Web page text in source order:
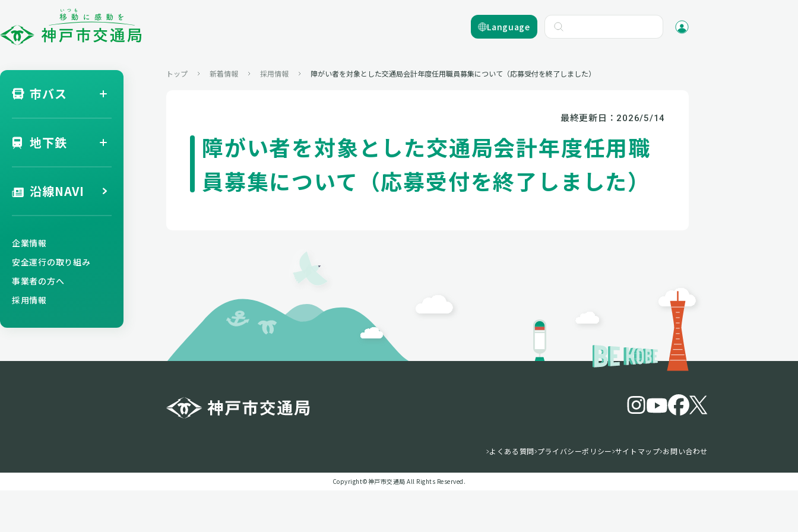
Language
市バス
地下鉄
沿線NAVI
企業情報
安全運行の取り組み
事業者の方へ
採用情報
トップ 新着情報 採用情報 障がい者を対象とした交通局会計年度任用職員募集について（応募受付を終了しました）
最終更新日： 2026/5/14
障がい者を対象とした交通局会計年度任用職
員募集について（応募受付を終了しました）
よくある質問 プライバシーポリシー サイトマップ お問い合わせ
Copyright©️神戸市交通局 All Rights Reserved.